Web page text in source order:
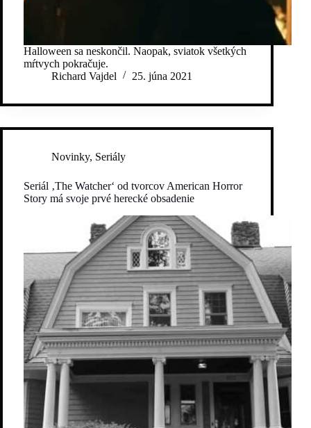
Halloween sa neskončil. Naopak, sviatok všetkých
mŕtvych pokračuje.
Richard Vajdel
25. júna 2021
Novinky, Seriály
Seriál ‚The Watcher‘ od tvorcov American Horror
Story má svoje prvé herecké obsadenie